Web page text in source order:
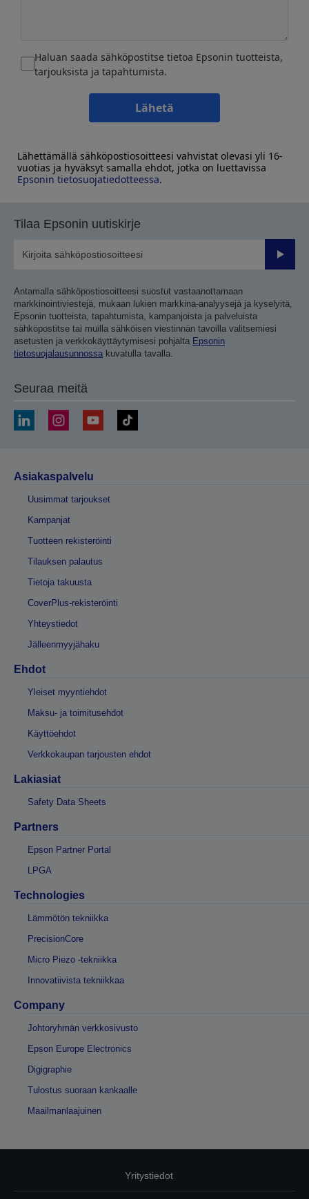
Haluan saada sähköpostitse tietoa Epsonin tuotteista,
tarjouksista ja tapahtumista.
Lähetä
Lähettämällä sähköpostiosoitteesi vahvistat olevasi yli 16-
vuotias ja hyväksyt samalla ehdot, jotka on luettavissa
Epsonin tietosuojatiedotteessa.
Tilaa Epsonin uutiskirje
Lähetä
Antamalla sähköpostiosoitteesi suostut vastaanottamaan
markkinointiviestejä, mukaan lukien markkina-analyysejä ja kyselyitä,
Epsonin tuotteista, tapahtumista, kampanjoista ja palveluista
sähköpostitse tai muilla sähköisen viestinnän tavoilla valitsemiesi
asetusten ja verkkokäyttäytymisesi pohjalta Epsonin
tietosuojalausunnossa kuvatulla tavalla.
Seuraa meitä
Asiakaspalvelu
Uusimmat tarjoukset
Kampanjat
Tuotteen rekisteröinti
Tilauksen palautus
Tietoja takuusta
CoverPlus-rekisteröinti
Yhteystiedot
Jälleenmyyjähaku
Ehdot
Yleiset myyntiehdot
Maksu- ja toimitusehdot
Käyttöehdot
Verkkokaupan tarjousten ehdot
Lakiasiat
Safety Data Sheets
Partners
Epson Partner Portal
LPGA
Technologies
Lämmötön tekniikka
PrecisionCore
Micro Piezo -tekniikka
Innovatiivista tekniikkaa
Company
Johtoryhmän verkkosivusto
Epson Europe Electronics
Digigraphie
Tulostus suoraan kankaalle
Maailmanlaajuinen
Yritystiedot